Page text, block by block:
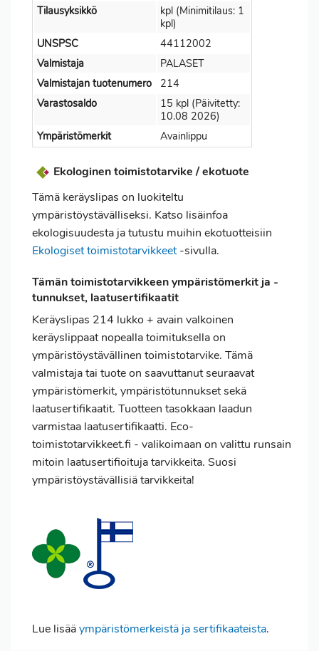
Tilausyksikkö
kpl (Minimitilaus: 1
kpl)
UNSPSC
44112002
Valmistaja
PALASET
Valmistajan tuotenumero
214
Varastosaldo
15 kpl (Päivitetty:
10.08 2026)
Ympäristömerkit
Avainlippu
Ekologinen toimistotarvike / ekotuote
Tämä keräyslipas on luokiteltu
ympäristöystävälliseksi. Katso lisäinfoa
ekologisuudesta ja tutustu muihin ekotuotteisiin
Ekologiset toimistotarvikkeet-sivulla.
Tämän toimistotarvikkeen ympäristömerkit ja -
tunnukset, laatusertifikaatit
Keräyslipas 214 lukko + avain valkoinen
keräyslippaat nopealla toimituksella on
ympäristöystävällinen toimistotarvike. Tämä
valmistaja tai tuote on saavuttanut seuraavat
ympäristömerkit, ympäristötunnukset sekä
laatusertifikaatit. Tuotteen tasokkaan laadun
varmistaa laatusertifikaatti. Eco-
toimistotarvikkeet.fi - valikoimaan on valittu runsain
mitoin laatusertifioituja tarvikkeita. Suosi
ympäristöystävällisiä tarvikkeita!
Lue lisääympäristömerkeistä ja sertifikaateista.